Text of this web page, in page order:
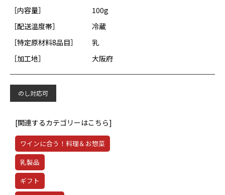
［内容量］
100g
［配送温度帯］
冷蔵
［特定原材料8品目］
乳
［加工地］
大阪府
のし対応可
[関連するカテゴリーはこちら]
ワインに合う！料理＆お惣菜
乳製品
ギフト